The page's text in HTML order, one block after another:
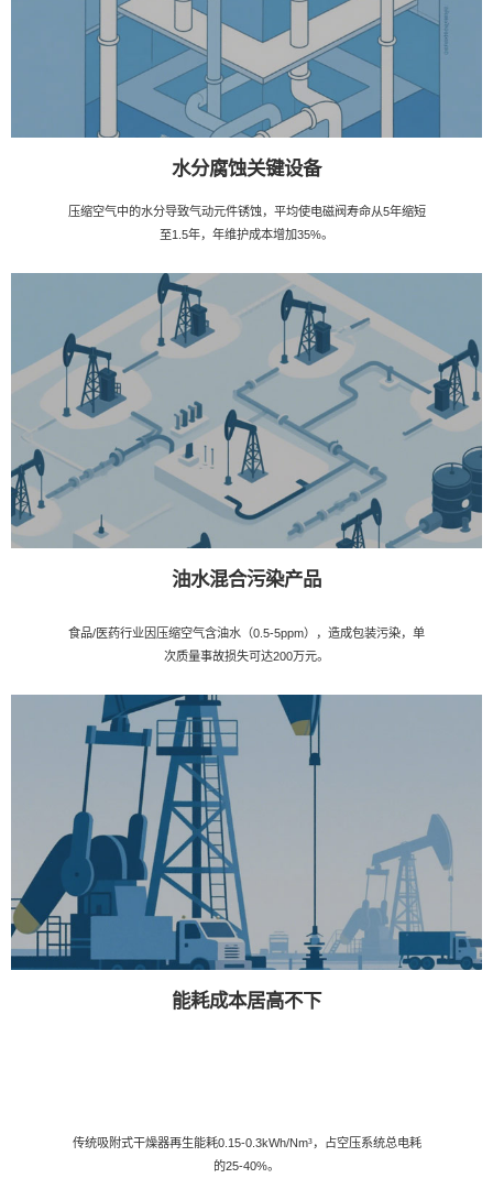
水分腐蚀关键设备
压缩空气中的水分导致气动元件锈蚀，平均使电磁阀寿命从5年缩短
至1.5年，年维护成本增加35%。
油水混合污染产品
食品/医药行业因压缩空气含油水（0.5-5ppm），造成包装污染，单
次质量事故损失可达200万元。
能耗成本居高不下
传统吸附式干燥器再生能耗0.15-0.3kWh/Nm³，占空压系统总电耗
的25-40%。